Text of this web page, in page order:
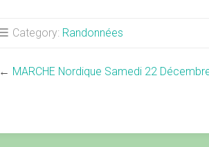
Category: Randonnées
← MARCHE Nordique Samedi 22